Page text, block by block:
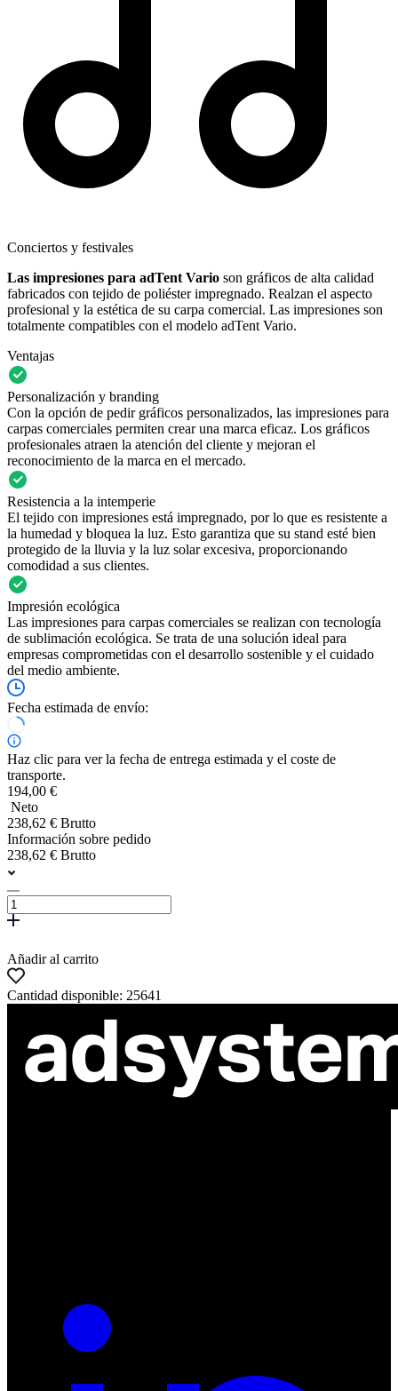
Conciertos y festivales
Las impresiones para adTent Vario son gráficos de alta calidad
fabricados con tejido de poliéster impregnado. Realzan el aspecto
profesional y la estética de su carpa comercial. Las impresiones son
totalmente compatibles con el modelo adTent Vario.
Ventajas
Personalización y branding
Con la opción de pedir gráficos personalizados, las impresiones para
carpas comerciales permiten crear una marca eficaz. Los gráficos
profesionales atraen la atención del cliente y mejoran el
reconocimiento de la marca en el mercado.
Resistencia a la intemperie
El tejido con impresiones está impregnado, por lo que es resistente a
la humedad y bloquea la luz. Esto garantiza que su stand esté bien
protegido de la lluvia y la luz solar excesiva, proporcionando
comodidad a sus clientes.
Impresión ecológica
Las impresiones para carpas comerciales se realizan con tecnología
de sublimación ecológica. Se trata de una solución ideal para
empresas comprometidas con el desarrollo sostenible y el cuidado
del medio ambiente.
Fecha estimada de envío:
Haz clic para ver la fecha de entrega estimada y el coste de
transporte.
194,00 €
Neto
238,62 € Brutto
Información sobre pedido
238,62 € Brutto
Añadir al carrito
Cantidad disponible: 25641